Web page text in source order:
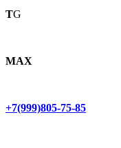
TG
MAX
+7(999)805-75-85